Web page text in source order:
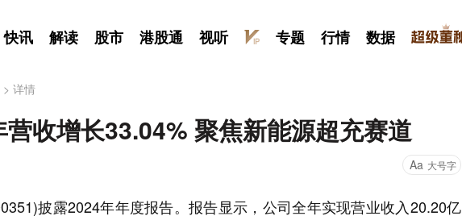
快讯 解读 股市 港股通 视听 专题 行情 数据
> 详情
收增长33.04% 聚焦新能源超充赛道
Aa 大号字
披露2024年年度报告。报告显示，公司全年实现营业收入20.20亿